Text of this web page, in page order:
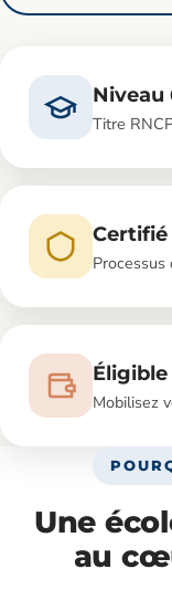
Niveau
Titre
Éligible
Mobilisez
Une
au